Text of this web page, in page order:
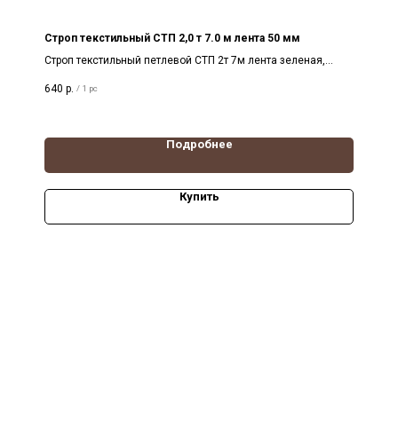
Строп текстильный СТП 2,0 т 7.0 м лента 50 мм
Строп текстильный петлевой СТП 2т 7м лента зеленая,
640 р. / 1 pc
Подробнее
Купить